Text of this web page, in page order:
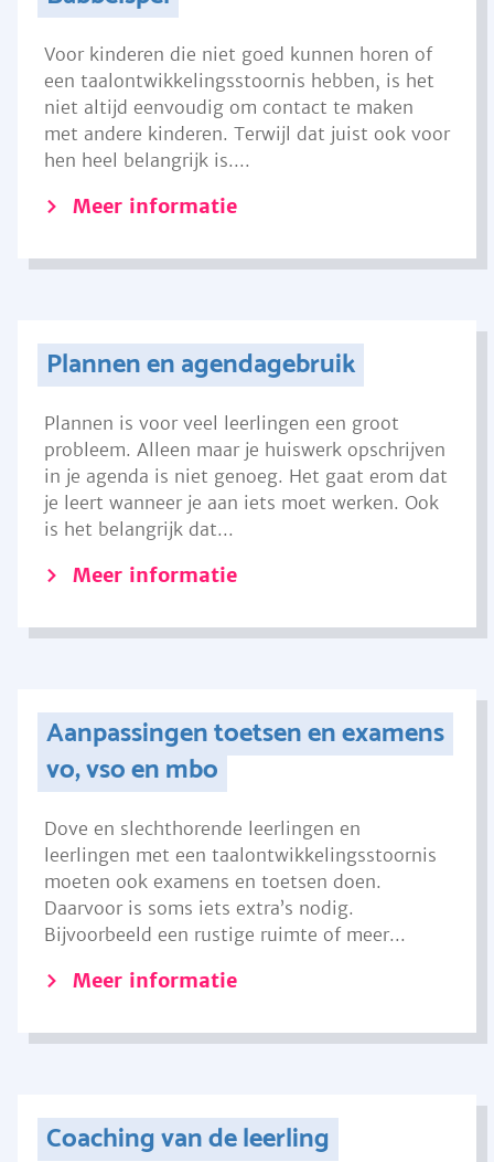
Voor kinderen die niet goed kunnen horen of
een taalontwikkelingsstoornis hebben, is het
niet altijd eenvoudig om contact te maken
met andere kinderen. Terwijl dat juist ook voor
hen heel belangrijk is....
Meer informatie
Plannen en agendagebruik
Plannen is voor veel leerlingen een groot
probleem. Alleen maar je huiswerk opschrijven
in je agenda is niet genoeg. Het gaat erom dat
je leert wanneer je aan iets moet werken. Ook
is het belangrijk dat...
Meer informatie
Aanpassingen toetsen en examens
vo, vso en mbo
Dove en slechthorende leerlingen en
leerlingen met een taalontwikkelingsstoornis
moeten ook examens en toetsen doen.
Daarvoor is soms iets extra’s nodig.
Bijvoorbeeld een rustige ruimte of meer...
Meer informatie
Coaching van de leerling